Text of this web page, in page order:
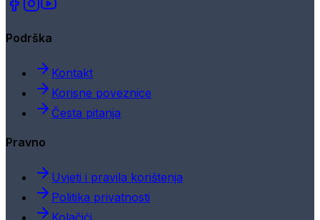
Podrška
Kontakt
Korisne poveznice
Česta pitanja
Pravno
Uvjeti i pravila korištenja
Politika privatnosti